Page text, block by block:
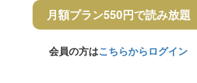
月額プラン550円で読み放題
会員の方はこちらからログイン